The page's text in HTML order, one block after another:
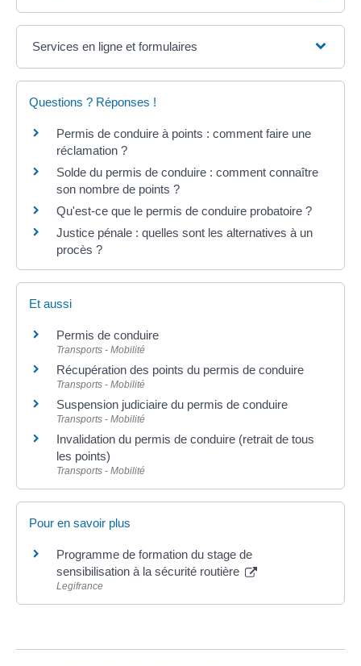
Services en ligne et formulaires
Questions ? Réponses !
Permis de conduire à points : comment faire une
réclamation ?
Solde du permis de conduire : comment connaître
son nombre de points ?
Qu'est-ce que le permis de conduire probatoire ?
Justice pénale : quelles sont les alternatives à un
procès ?
Et aussi
Permis de conduire
Transports - Mobilité
Récupération des points du permis de conduire
Transports - Mobilité
Suspension judiciaire du permis de conduire
Transports - Mobilité
Invalidation du permis de conduire (retrait de tous
les points)
Transports - Mobilité
Pour en savoir plus
Programme de formation du stage de
sensibilisation à la sécurité routière
Legifrance